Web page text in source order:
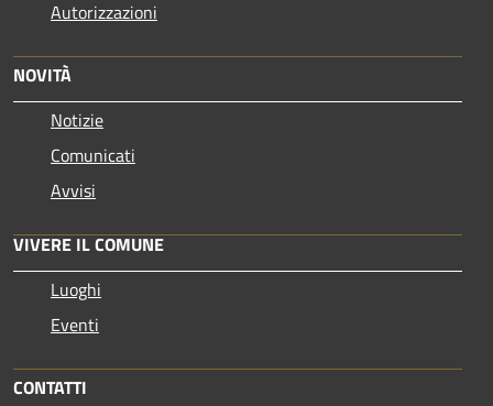
Autorizzazioni
NOVITÀ
Notizie
Comunicati
Avvisi
VIVERE IL COMUNE
Luoghi
Eventi
CONTATTI